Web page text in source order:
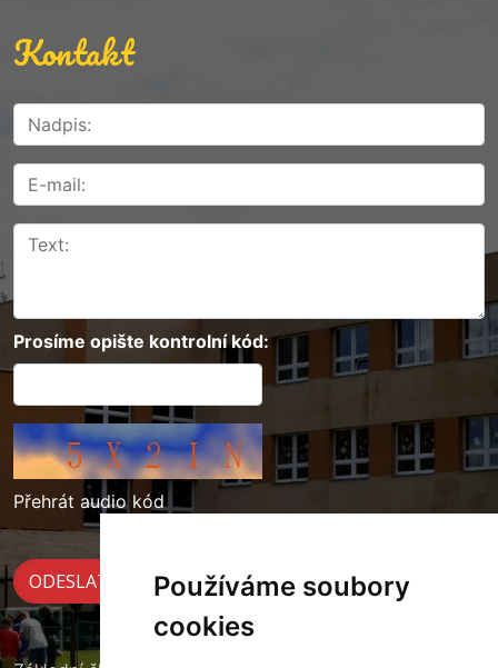
Používáme soubory
cookies
Kontakt
Prosíme opište kontrolní kód:
Přehrát audio kód